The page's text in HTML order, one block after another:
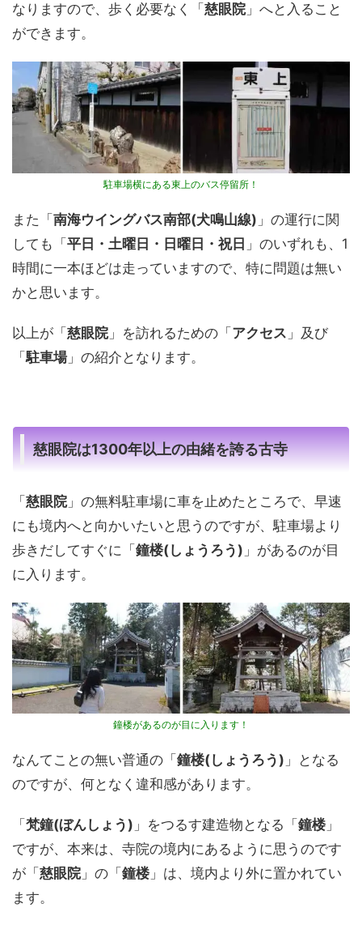
なりますので、歩く必要なく「 慈眼院」へと入ること
ができます。
駐車場横にある東上のバス停留所！
また「南海ウイングバス南部(犬鳴山線) 」の運行に関
しても「平日・土曜日・日曜日・祝日 」のいずれも、1
時間に一本ほどは走っていますので、特に問題は無い
かと思います。
以上が「慈眼院」を訪れるための「アクセス 」及び
「駐車場」の紹介となります。
慈眼院は1300年以上の由緒を誇る古寺
「慈眼院」の無料駐車場に車を止めたところで、早速
にも境内へと向かいたいと思うのですが、駐車場より
歩きだしてすぐに「鐘楼(しょうろう) 」があるのが目
に入ります。
鐘楼があるのが目に入ります！
なんてことの無い普通の「 鐘楼(しょうろう) 」となる
のですが、何となく違和感があります。
「 梵鐘(ぼんしょう) 」をつるす建造物となる「 鐘楼」
ですが、本来は、寺院の境内にあるように思うのです
が「 慈眼院」の「 鐘楼」は、境内より外に置かれてい
ます。